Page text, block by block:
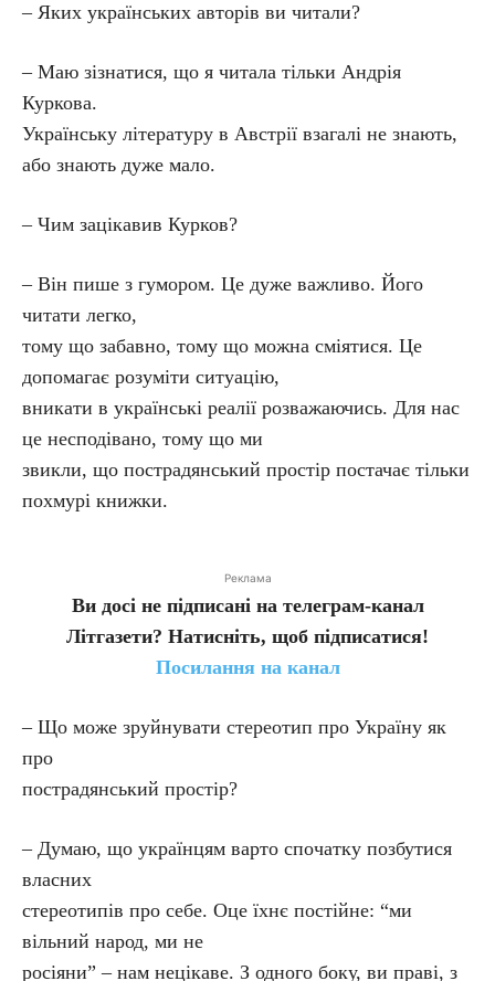
– Яких українських авторів ви читали?
– Маю зізнатися, що я читала тільки Андрія
Куркова.
Українську літературу в Австрії взагалі не знають,
або знають дуже мало.
– Чим зацікавив Курков?
– Він пише з гумором. Це дуже важливо. Його
читати легко,
тому що забавно, тому що можна сміятися. Це
допомагає розуміти ситуацію,
вникати в українські реалії розважаючись. Для нас
це несподівано, тому що ми
звикли, що пострадянський простір постачає тільки
похмурі книжки.
Реклама
Ви досі не підписані на телеграм-канал
Літгазети? Натисніть, щоб підписатися!
Посилання на канал
– Що може зруйнувати стереотип про Україну як
про
пострадянський простір?
– Думаю, що українцям варто спочатку позбутися
власних
стереотипів про себе. Оце їхнє постійне: “ми
вільний народ, ми не
росіяни” – нам нецікаве. З одного боку, ви праві, з